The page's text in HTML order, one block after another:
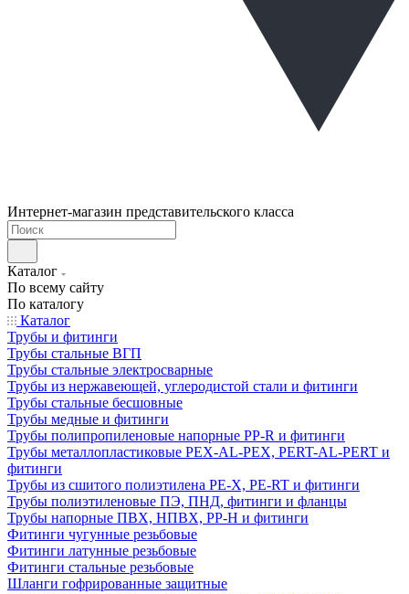
Интернет-магазин представительского класса
Каталог
По всему сайту
По каталогу
Каталог
Трубы и фитинги
Трубы стальные ВГП
Трубы стальные электросварные
Трубы из нержавеющей, углеродистой стали и фитинги
Трубы стальные бесшовные
Трубы медные и фитинги
Трубы полипропиленовые напорные PP-R и фитинги
Трубы металлопластиковые PEX-AL-PEX, PERT-AL-PERT и
фитинги
Трубы из сшитого полиэтилена PE-X, PE-RT и фитинги
Трубы полиэтиленовые ПЭ, ПНД, фитинги и фланцы
Трубы напорные ПВХ, НПВХ, PP-H и фитинги
Фитинги чугунные резьбовые
Фитинги латунные резьбовые
Фитинги стальные резьбовые
Шланги гофрированные защитные